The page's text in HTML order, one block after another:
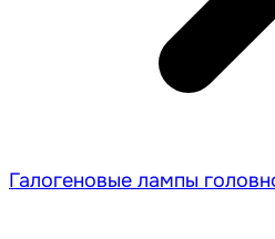
Галогеновые лампы